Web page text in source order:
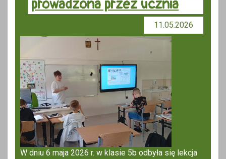
prowadzona przez ucznia
11.05.2026
W dniu 6 maja 2026 r. w klasie 5b odbyła się lekcja